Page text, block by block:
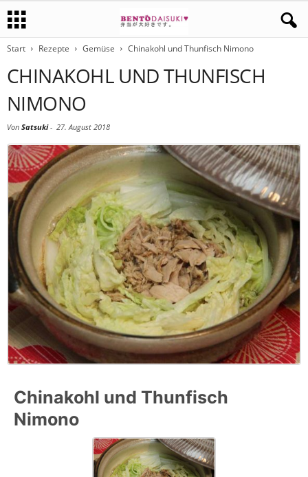
Start Rezepte Gemüse Chinakohl und Thunfisch Nimono
CHINAKOHL UND THUNFISCH
NIMONO
Von Satsuki- 27. August 2018
Chinakohl und Thunfisch
Nimono